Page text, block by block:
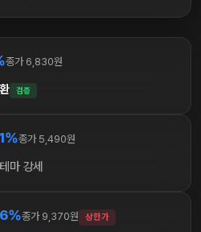
종가 6,830원
검증
종가 5,490원
마 강세
종가 9,370원 상한가